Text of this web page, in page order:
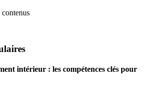
intérieur : les compétences clés pour